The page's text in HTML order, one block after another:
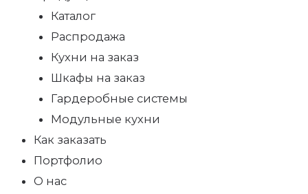
Каталог
Распродажа
Кухни на заказ
Шкафы на заказ
Гардеробные системы
Модульные кухни
Как заказать
Портфолио
О нас